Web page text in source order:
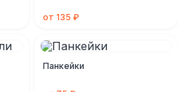
от 135 ₽
Панкейки